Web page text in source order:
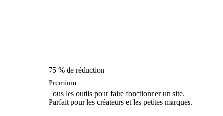
75 % de réduction
Premium
Tous les outils pour faire fonctionner un site.
Parfait pour les créateurs et les petites marques.